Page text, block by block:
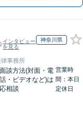
インタビュー
を見る
神奈川県
事務所
面談方法(対面・電
話・ビデオなど)は
応相談
営業時
間：本日
定休日